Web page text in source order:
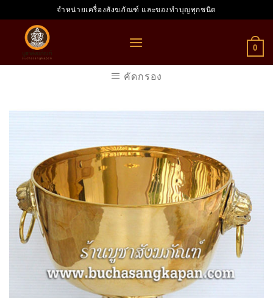
to
content
จำหน่ายเครื่องสังฆภัณฑ์ และของทำบุญทุกชนิด
0
คัดกรอง